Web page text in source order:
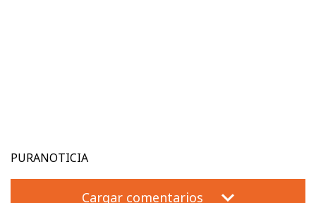
PURANOTICIA
Cargar comentarios